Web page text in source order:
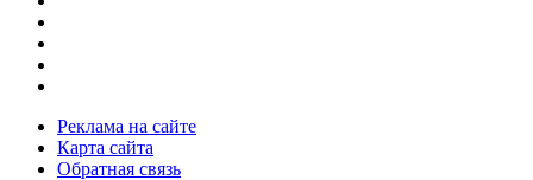
Реклама на сайте
Карта сайта
Обратная связь